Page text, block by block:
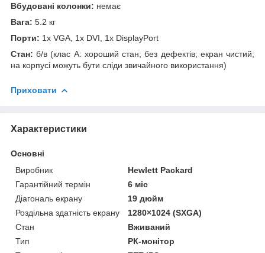
Вбудовані колонки: немає
Вага: 5.2 кг
Порти: 1x VGA, 1x DVI, 1x DisplayPort
Стан: б/в (клас А: хороший стан; без дефектів; екран чистий;
на корпусі можуть бути сліди звичайного використання)
Приховати
Характеристики
Основні
Виробник
Hewlett Packard
Гарантійний термін
6 міс
Діагональ екрану
19 дюйм
Роздільна здатність екрану
1280×1024 (SXGA)
Стан
Вживаний
Тип
РК-монітор